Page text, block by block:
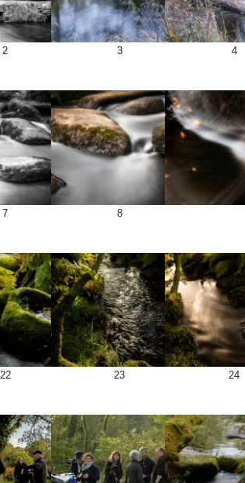
2 3 4
7 8
22 23 24